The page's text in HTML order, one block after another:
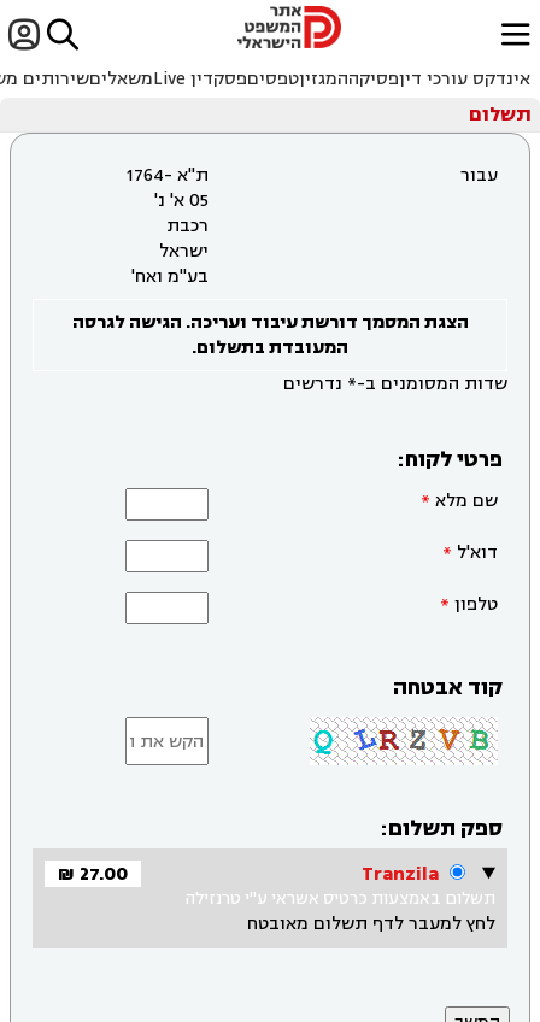

ﱐ
אינדקס עורכי דיןפסיקההמגזיןטפסיםפסקדין Live משאליםשירותים
תשלום
עבור
ת"א 1764-
05 א' נ'
רכבת
ישראל
בע"מ ואח'
הצגת המסמך דורשת עיבוד ועריכה. הגישה לגרסה
המעובדת בתשלום.
שדות המסומנים ב-* נדרשים
פרטי לקוח:
שם מלא
דוא'ל
טלפון
קוד אבטחה
ספק תשלום:
Tranzila
27.00 ₪
תשלום באמצעות כרטיס אשראי ע"י טרנזילה
לחץ למעבר לדף תשלום מאובטח